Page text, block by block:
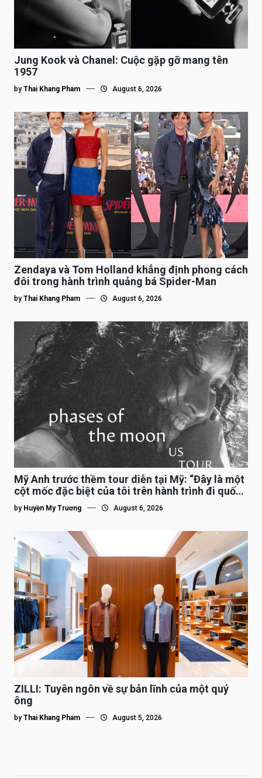
Jung Kook và Chanel: Cuộc gặp gỡ mang tên
1957
by Thai Khang Pham August 6, 2026
Zendaya và Tom Holland khẳng định phong cách
đôi trong hành trình quảng bá Spider-Man
by Thai Khang Pham August 6, 2026
Mỹ Anh trước thềm tour diễn tại Mỹ: “Đây là một
cột mốc đặc biệt của tôi trên hành trình đi quốc
tế”
by Huyền My Trương August 6, 2026
ZILLI: Tuyên ngôn về sự bản lĩnh của một quý
ông
by Thai Khang Pham August 5, 2026